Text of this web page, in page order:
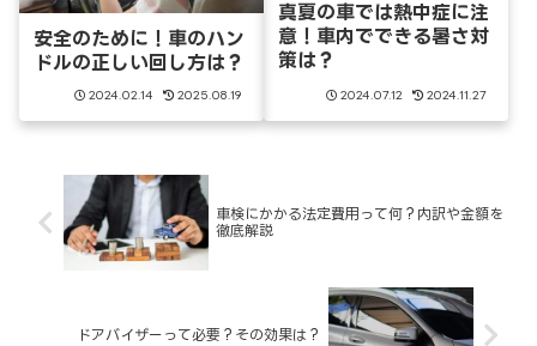
安全のために！車のハン
ドルの正しい回し方は？
2024.02.14 2025.08.19
真夏の車では熱中症に注
意！車内でできる暑さ対
策は？
2024.07.12 2024.11.27
車検にかかる法定費用って何？内訳や金額を
徹底解説
ドアバイザーって必要？その効果は？